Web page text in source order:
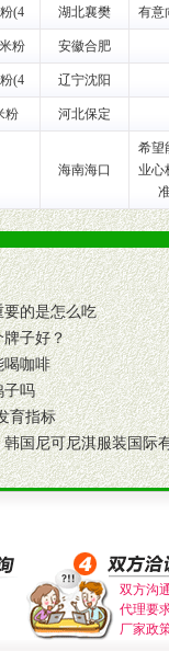
经营的高额回报。
及宣传促销用品的支
发展，以及行业市场
养健康产品和宣传
(4 湖北襄樊 有意
粉 安徽合肥
(4 辽宁沈阳
粉 河北保定
海南海口
希望
业心
的是怎么吃
牌子好？
喝咖啡
子吗
育指标
韩国尼可尼淇服装国际
双方沟
代理要
厂家政